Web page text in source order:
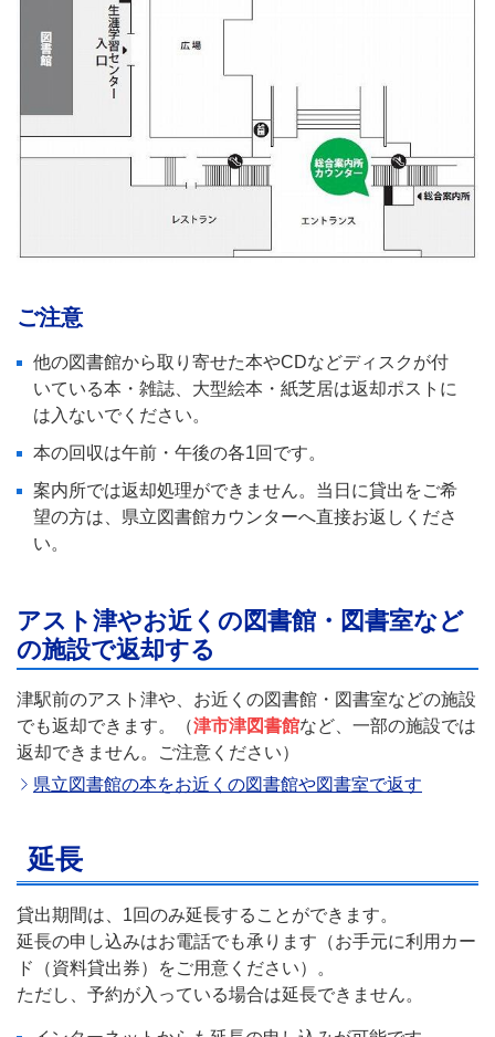
ご注意
他の図書館から取り寄せた本やCDなどディスクが付
いている本・雑誌、大型絵本・紙芝居は返却ポストに
は入ないでください。
本の回収は午前・午後の各1回です。
案内所では返却処理ができません。当日に貸出をご希
望の方は、県立図書館カウンターへ直接お返しくださ
い。
アスト津やお近くの図書館・図書室など
の施設で返却する
津駅前のアスト津や、お近くの図書館・図書室などの施設
でも返却できます。（津市津図書館など、一部の施設では
返却できません。ご注意ください）
県立図書館の本をお近くの図書館や図書室で返す
延長
貸出期間は、1回のみ延長することができます。
延長の申し込みはお電話でも承ります（お手元に利用カー
ド（資料貸出券）をご用意ください）。
ただし、予約が入っている場合は延長できません。